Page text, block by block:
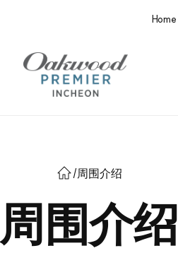
Home
/周围介绍
周围介绍